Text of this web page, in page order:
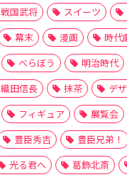
戦国武将
スイーツ
幕末
漫画 時代
べらぼう
明治時代
織田信長
抹茶 デ
フィギュア
展覧会
豊臣秀吉
豊臣兄弟！
光る君へ
葛飾北斎